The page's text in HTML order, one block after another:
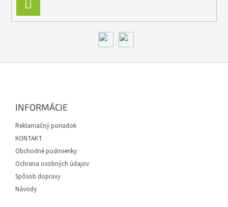
SA
INFORMÁCIE
Reklamačný poriadok
KONTAKT
Obchodné podmienky
Ochrana osobných údajov
Spôsob dopravy
Návody